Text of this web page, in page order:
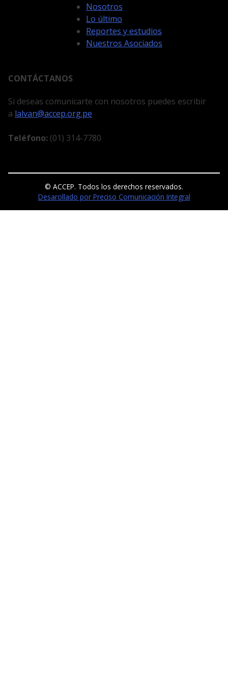
Nosotros
Lo último
Reportes y estudios
Nuestros Asociados
CONTÁCTANOS
Si deseas comunicarte con nosotros puedes escribir
a lalvan@accep.org.pe
Teléfono: (01) 314-7780
© ACCEP. Todos los derechos reservados.
Desarollado por Preciso Comunicación Integral